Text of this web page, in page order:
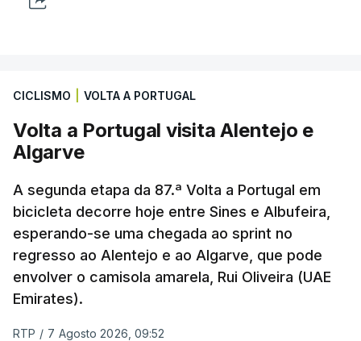
CICLISMO VOLTA A PORTUGAL
Volta a Portugal visita Alentejo e
Algarve
A segunda etapa da 87.ª Volta a Portugal em
bicicleta decorre hoje entre Sines e Albufeira,
esperando-se uma chegada ao sprint no
regresso ao Alentejo e ao Algarve, que pode
envolver o camisola amarela, Rui Oliveira (UAE
Emirates).
RTP / 7 Agosto 2026, 09:52